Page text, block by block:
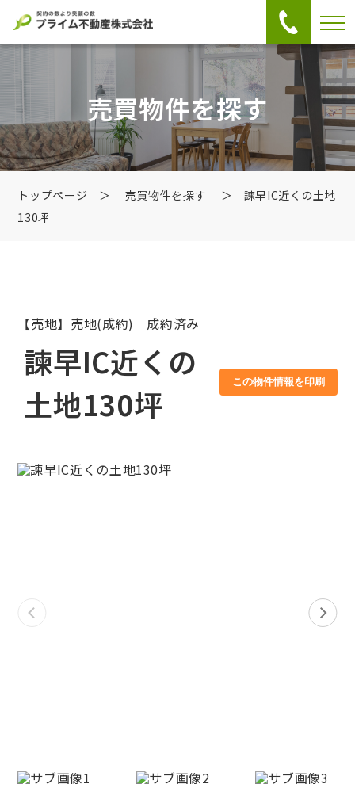
売買物件を探す
トップページ ＞ 売買物件を探す
＞ 諫早IC近くの土地
130坪
【売地】売地(成約) 成約済み
諫早IC近くの
土地130坪
この物件情報を印刷